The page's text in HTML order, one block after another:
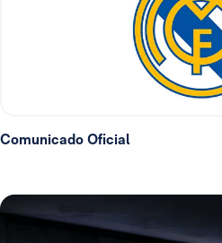
Comunicado Oficial